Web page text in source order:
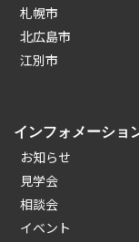
札幌市
北広島市
江別市
インフォメーショ
お知らせ
見学会
相談会
イベント